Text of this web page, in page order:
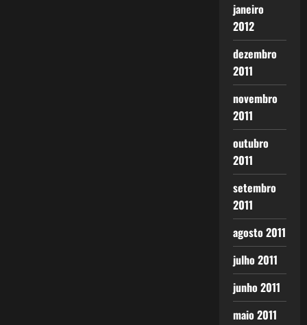
janeiro
2012
dezembro
2011
novembro
2011
outubro
2011
setembro
2011
agosto 2011
julho 2011
junho 2011
maio 2011